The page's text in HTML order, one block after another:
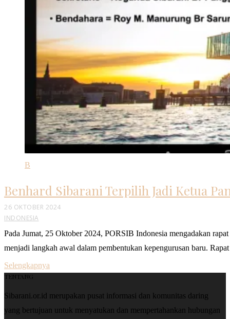
B
Benhard Sibarani Terpilih Jadi Ketua
26 OKTOBER 2024
INDONESIA
Pada Jumat, 25 Oktober 2024, PORSIB Indonesia mengadakan
menjadi langkah awal dalam pembentukan kepengurusan baru.
Selengkapnya
TENTANG
Sibarani.or.id merupakan pusat informasi dan komunitas daring
yang bertujuan untuk menyatukan dan mempertahankan hubungan